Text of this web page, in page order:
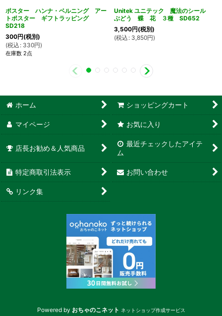
ポスター ハンナ・ベルニング アー
トポスター ギフトラッピング
SD218
300円(税別)
(税込 : 330円)
在庫数 2点
Unitek ユニテック 魔法のシール
ぶどう 蝶 花 ３種 SD652
3,500円(税別)
(税込 : 3,850円)
ホーム ショッピングカート
マイページ お気に入り
店長お勧め＆人気商品
最近チェックしたアイテ
ム
特定商取引法表示 お問い合わせ
リンク集
Powered by おちゃのこネット ネットショップ作成サービス